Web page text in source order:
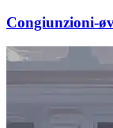
Congiunzioni-